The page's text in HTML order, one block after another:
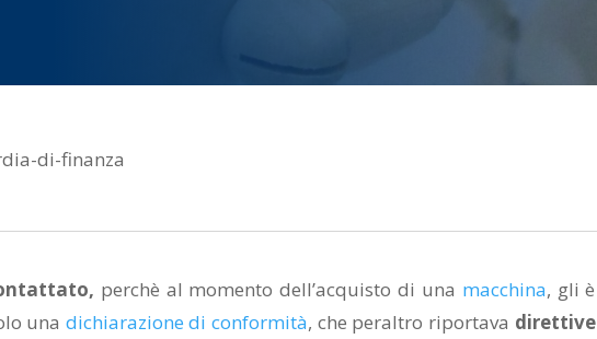
di-finanza
perchè al momento dell’acquisto di una macchina, gli è
una dichiarazione di conformità, che peraltro riportava direttive